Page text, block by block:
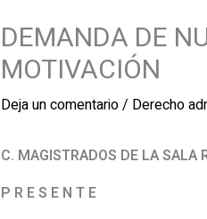
DEMANDA DE
MOTIVACIÓN
Deja un comentario/ Derecho
C. MAGISTRADOS DE LA SALA
P R E S E N T E